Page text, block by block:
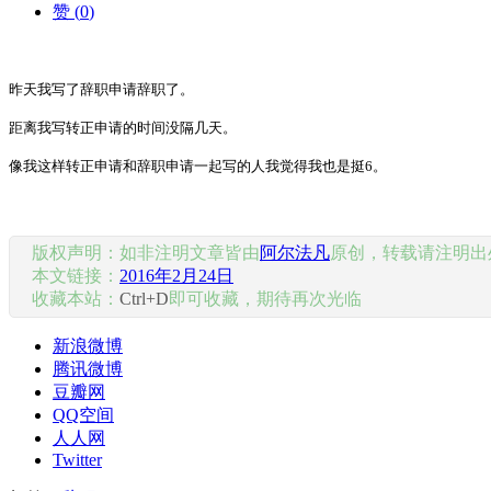
赞 (0)
昨天我写了辞职申请辞职了。
距离我写转正申请的时间没隔几天。
像我这样转正申请和辞职申请一起写的人我觉得我也是挺6。
版权声明：如非注明文章皆由阿尔法凡原创，转载请注明
本文链接： 2016年2月24日
收藏本站： Ctrl+D即可收藏，期待再次光临
新浪微博
腾讯微博
豆瓣网
QQ空间
人人网
Twitter